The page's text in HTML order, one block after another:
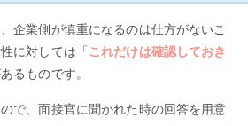
企業側が慎重になるのは仕方がないこ
に対しては「 これだけは確認しておき
るものです。
で、面接官に聞かれた時の回答を用意